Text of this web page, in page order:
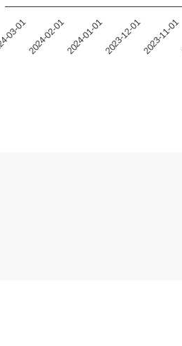
03-012024-02-012024-01-012023-12-012023-11-01